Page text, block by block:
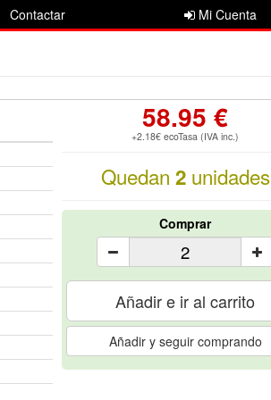
Contactar Mi Cuenta
58.95 €
+2.18€ ecoTasa (IVA inc.)
Quedan 2unidades
Comprar
Añadir e ir al carrito
Añadir y seguir comprando